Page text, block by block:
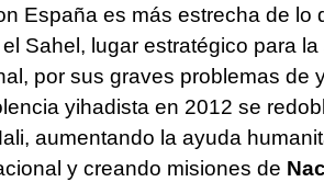
España es más estrecha de lo
Sahel, lugar estratégico para
por sus graves problemas de
yihadista en 2012 se
aumentando la ayuda
y creando misiones de